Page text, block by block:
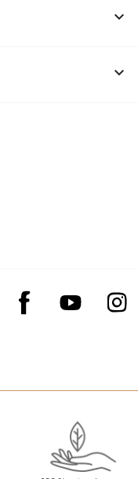


Facebook
YouTube